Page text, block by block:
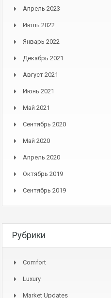
Апрель 2023
Июль 2022
Январь 2022
Декабрь 2021
Август 2021
Июнь 2021
Май 2021
Сентябрь 2020
Май 2020
Апрель 2020
Октябрь 2019
Сентябрь 2019
Рубрики
Comfort
Luxury
Market Updates